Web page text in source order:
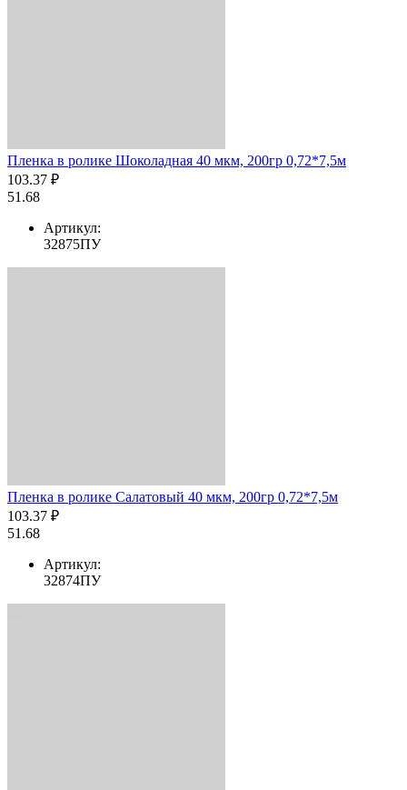
Пленка в ролике Шоколадная 40 мкм, 200гр 0,72*7,5м
103.37 ₽
51.68
Артикул:
32875ПУ
Пленка в ролике Салатовый 40 мкм, 200гр 0,72*7,5м
103.37 ₽
51.68
Артикул:
32874ПУ